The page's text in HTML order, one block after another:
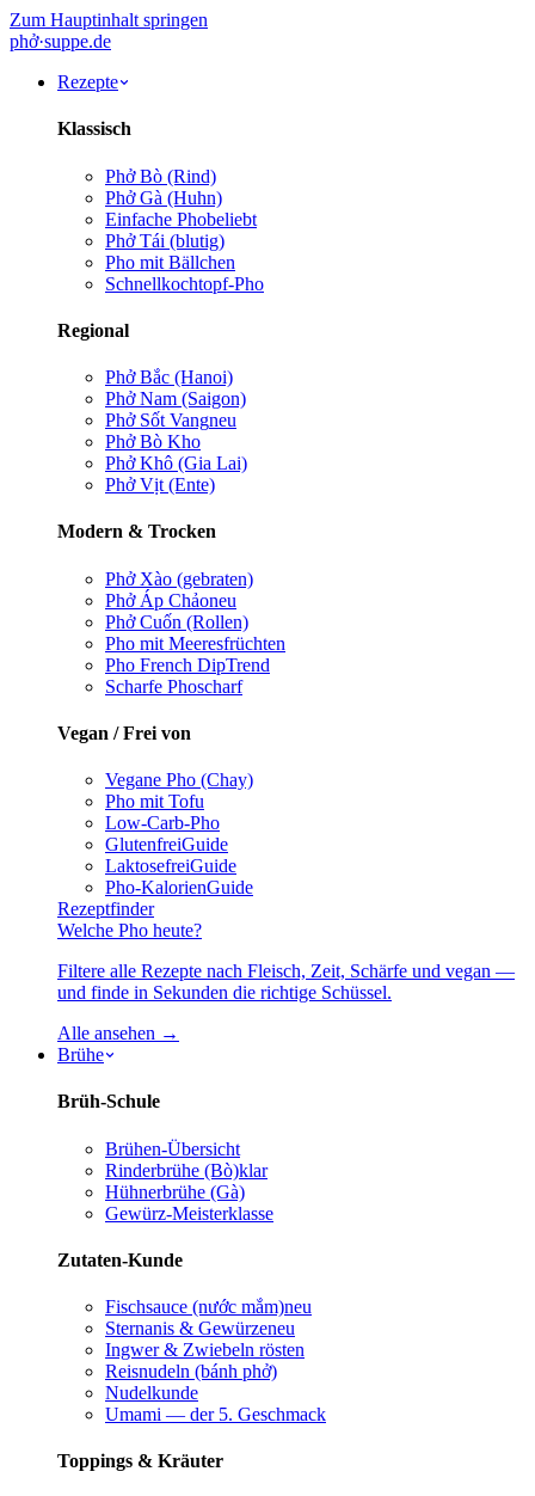
Zum Hauptinhalt springen
phở·suppe.de
Rezepte
Klassisch
Phở Bò (Rind)
Phở Gà (Huhn)
Einfache Phobeliebt
Phở Tái (blutig)
Pho mit Bällchen
Schnellkochtopf-Pho
Regional
Phở Bắc (Hanoi)
Phở Nam (Saigon)
Phở Sốt Vangneu
Phở Bò Kho
Phở Khô (Gia Lai)
Phở Vịt (Ente)
Modern & Trocken
Phở Xào (gebraten)
Phở Áp Chảoneu
Phở Cuốn (Rollen)
Pho mit Meeresfrüchten
Pho French DipTrend
Scharfe Phoscharf
Vegan / Frei von
Vegane Pho (Chay)
Pho mit Tofu
Low-Carb-Pho
GlutenfreiGuide
LaktosefreiGuide
Pho-KalorienGuide
Rezeptfinder
Welche Pho heute?
Filtere alle Rezepte nach Fleisch, Zeit, Schärfe und vegan —
und finde in Sekunden die richtige Schüssel.
Alle ansehen →
Brühe
Brüh-Schule
Brühen-Übersicht
Rinderbrühe (Bò)klar
Hühnerbrühe (Gà)
Gewürz-Meisterklasse
Zutaten-Kunde
Fischsauce (nước mắm)neu
Sternanis & Gewürzeneu
Ingwer & Zwiebeln rösten
Reisnudeln (bánh phở)
Nudelkunde
Umami — der 5. Geschmack
Toppings & Kräuter